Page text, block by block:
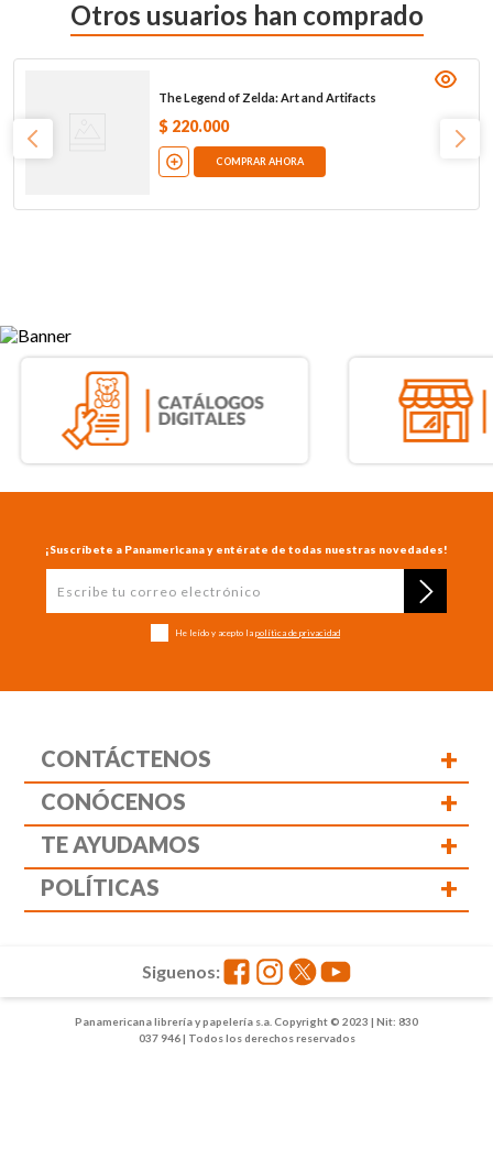
Otros usuarios han comprado
The Legend of Zelda: Art and Artifacts
$ 220.000
COMPRAR AHORA
¡Suscríbete a Panamericana y entérate de todas nuestras novedades!
He leído y acepto la política de privacidad
CONTÁCTENOS +
CONÓCENOS +
TE AYUDAMOS +
POLÍTICAS +
Panamericana librería y papelería s.a. Copyright © 2023 | Nit: 830
037 946 | Todos los derechos reservados
Siguenos: